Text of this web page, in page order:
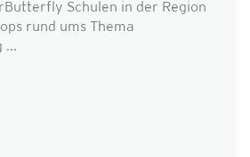
Schulen in der Region
rund ums Thema
...